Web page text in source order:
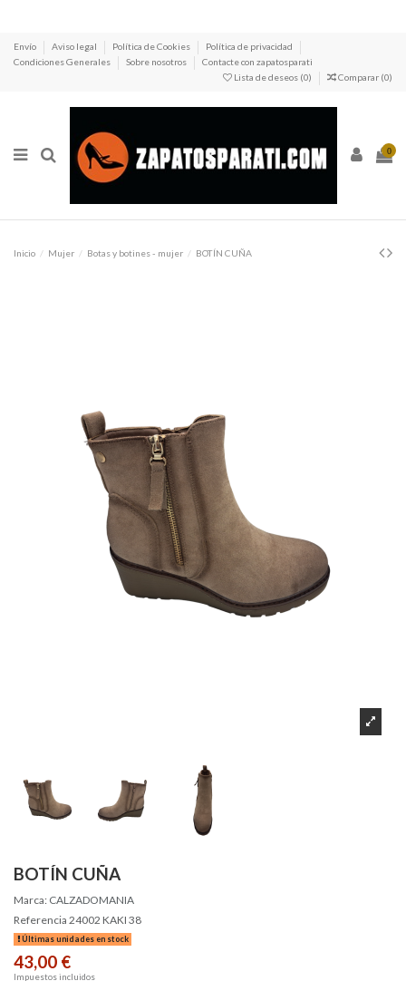
Envío Aviso legal Política de Cookies
Política de privacidad
Condiciones Generales
Sobre nosotros
Contacte con zapatosparati
Lista de deseos (0) Comparar (0)
0
Inicio Mujer Botas y botines - mujer BOTÍN CUÑA
BOTÍN CUÑA
Marca: CALZADOMANIA
Referencia 24002 KAKI 38
Últimas unidades en stock
43,00 €
Impuestos incluidos